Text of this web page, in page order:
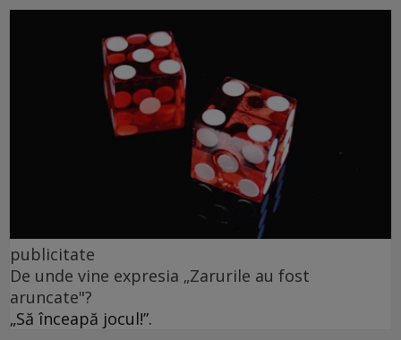
publicitate
De unde vine expresia „Zarurile au fost
aruncate"?
„Să înceapă jocul!”.